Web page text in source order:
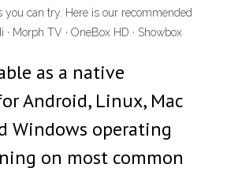
you can try. Here is our recommended
· Morph TV · OneBox HD · Showbox
as a native
Android, Linux, Mac
Windows operating
on most common